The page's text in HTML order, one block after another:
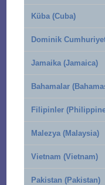
Küba (Cuba)
Dominik
Jamaika (Jamaica)
Bahamalar
Filipinler
Malezya (Malaysia)
Vietnam (Vietnam)
Pakistan (Pakistan)